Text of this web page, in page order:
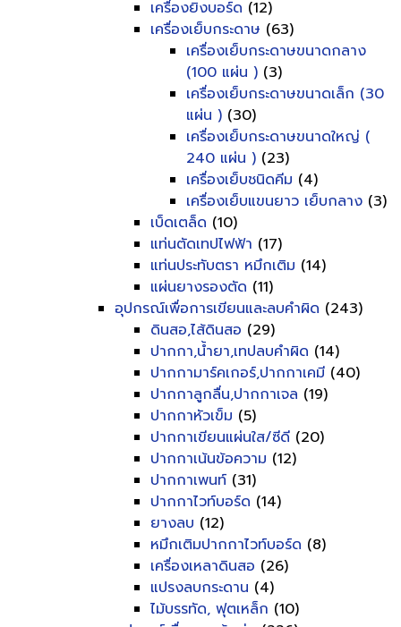
เครื่องยิงบอร์ด (12)
เครื่องเย็บกระดาษ (63)
เครื่องเย็บกระดาษขนาดกลาง
(100 แผ่น ) (3)
เครื่องเย็บกระดาษขนาดเล็ก (30
แผ่น ) (30)
เครื่องเย็บกระดาษขนาดใหญ่ (
240 แผ่น ) (23)
เครื่องเย็บชนิดคีม (4)
เครื่องเย็บแขนยาว เย็บกลาง (3)
เบ็ดเตล็ด (10)
แท่นตัดเทปไฟฟ้า (17)
แท่นประทับตรา หมึกเติม (14)
แผ่นยางรองตัด (11)
อุปกรณ์เพื่อการเขียนและลบคำผิด (243)
ดินสอ,ไส้ดินสอ (29)
ปากกา,น้ำยา,เทปลบคำผิด (14)
ปากกามาร์คเกอร์,ปากกาเคมี (40)
ปากกาลูกลื่น,ปากกาเจล (19)
ปากกาหัวเข็ม (5)
ปากกาเขียนแผ่นใส/ซีดี (20)
ปากกาเน้นข้อความ (12)
ปากกาเพนท์ (31)
ปากกาไวท์บอร์ด (14)
ยางลบ (12)
หมึกเติมปากกาไวท์บอร์ด (8)
เครื่องเหลาดินสอ (26)
แปรงลบกระดาน (4)
ไม้บรรทัด, ฟุตเหล็ก (10)